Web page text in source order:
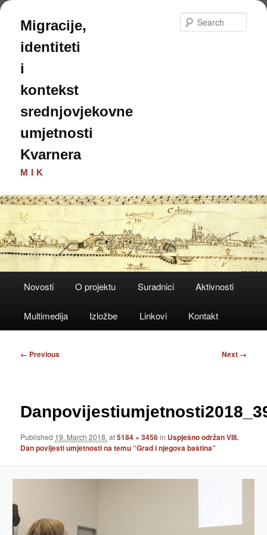
Skip
primary
content
Migracije,
identiteti
i
kontekst
srednjovjekovne
umjetnosti
Kvarnera
MIK
Novosti O projektu Suradnici Aktivnosti
Multimedija Izložbe Linkovi Kontakt
Image
← Previous Next →
Published 19. March 2018. at5184 × 3456in Uspješno održan VIII.
Dan povijesti umjetnosti na temu “Grad i njegova baština”